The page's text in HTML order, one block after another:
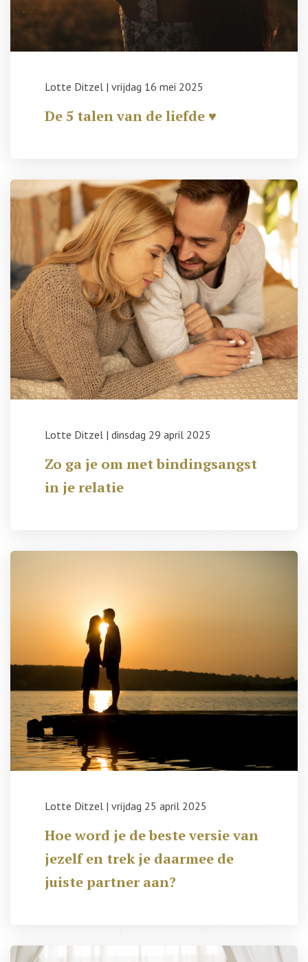
Lotte Ditzel | vrijdag 16 mei 2025
De 5 talen van de liefde ♥️
Lotte Ditzel | dinsdag 29 april 2025
Zo ga je om met bindingsangst
in je relatie
Lotte Ditzel | vrijdag 25 april 2025
Hoe word je de beste versie van
jezelf en trek je daarmee de
juiste partner aan?